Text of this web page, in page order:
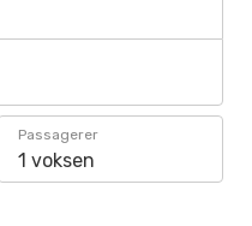
Passagerer
1 voksen